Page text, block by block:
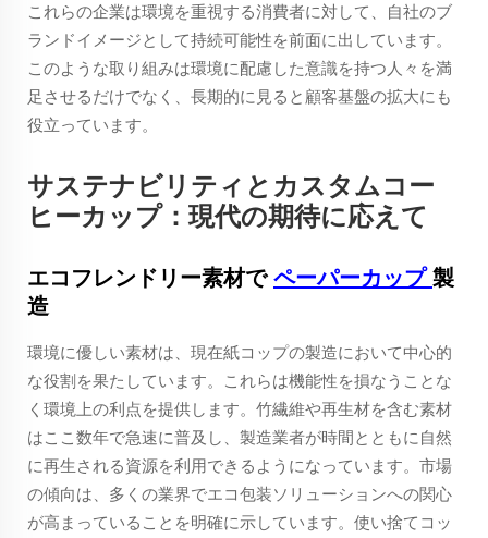
これらの企業は環境を重視する消費者に対して、自社のブ
ランドイメージとして持続可能性を前面に出しています。
このような取り組みは環境に配慮した意識を持つ人々を満
足させるだけでなく、長期的に見ると顧客基盤の拡大にも
役立っています。
サステナビリティとカスタムコー
ヒーカップ：現代の期待に応えて
エコフレンドリー素材でペーパーカップ製
造
環境に優しい素材は、現在紙コップの製造において中心的
な役割を果たしています。これらは機能性を損なうことな
く環境上の利点を提供します。竹繊維や再生材を含む素材
はここ数年で急速に普及し、製造業者が時間とともに自然
に再生される資源を利用できるようになっています。市場
の傾向は、多くの業界でエコ包装ソリューションへの関心
が高まっていることを明確に示しています。使い捨てコッ